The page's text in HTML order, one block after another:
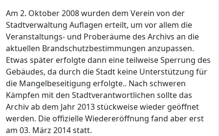
Am 2. Oktober 2008 wurden dem Verein von der
Stadtverwaltung Auflagen erteilt, um vor allem die
Veranstaltungs- und Proberäume des Archivs an die
aktuellen Brandschutzbestimmungen anzupassen.
Etwas später erfolgte dann eine teilweise Sperrung des
Gebäudes, da durch die Stadt keine Unterstützung für
die Mangelbeseitigung erfolgte.. Nach schweren
Kämpfen mit den Stadtverantwortlichen sollte das
Archiv ab dem Jahr 2013 stückweise wieder geöffnet
werden. Die offizielle Wiedereröffnung fand aber erst
am 03. März 2014 statt.